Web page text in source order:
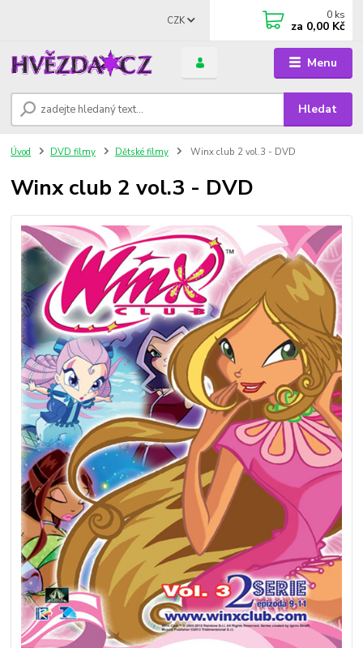
Menu
CZK
Hledat
0 ks
za 0,00 Kč
Úvod DVD filmy Dětské filmy Winx club 2 vol.3 - DVD
Winx club 2 vol.3 - DVD